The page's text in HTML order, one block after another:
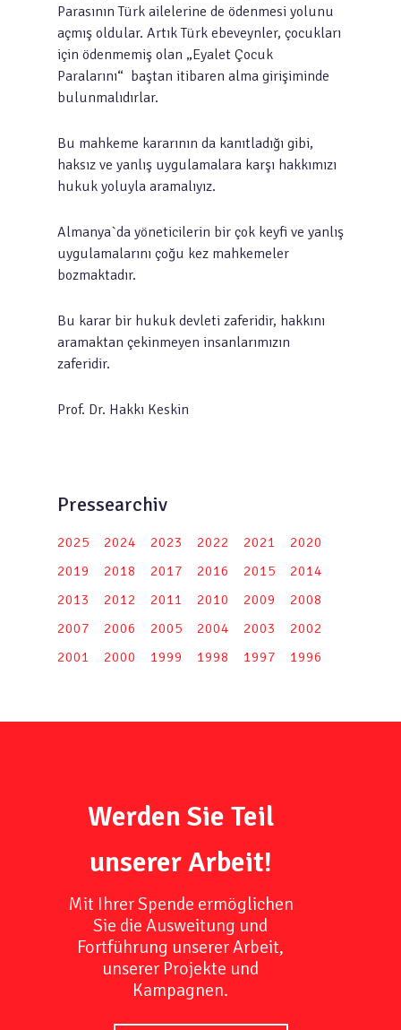
Parasının Türk ailelerine de ödenmesi yolunu
açmış oldular. Artık Türk ebeveynler, çocukları
için ödenmemiş olan „Eyalet Çocuk
Paralarını“ baştan itibaren alma girişiminde
bulunmalıdırlar.
Bu mahkeme kararının da kanıtladığı gibi,
haksız ve yanlış uygulamalara karşı hakkımızı
hukuk yoluyla aramalıyız.
Almanya`da yöneticilerin bir çok keyfi ve yanlış
uygulamalarını çoğu kez mahkemeler
bozmaktadır.
Bu karar bir hukuk devleti zaferidir, hakkını
aramaktan çekinmeyen insanlarımızın
zaferidir.
Prof. Dr. Hakkı Keskin
Pressearchiv
2025 2024 2023 2022 2021
2020
2019
2018 2017 2016 2015
2014
2013
2012 2011 2010 2009
2008
2007
2006 2005 2004 2003
2002
2001
2000 1999 1998 1997 1996
Werden Sie Teil
unserer Arbeit!
Mit Ihrer Spende ermöglichen
Sie die Ausweitung und
Fortführung unserer Arbeit,
unserer Projekte und
Kampagnen.